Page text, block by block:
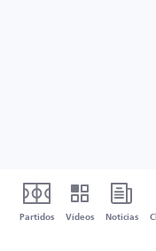
Partidos Vídeos Noticias